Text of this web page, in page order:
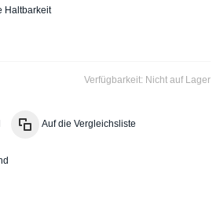
Haltbarkeit
Verfügbarkeit: Nicht auf Lager
Auf die Vergleichsliste